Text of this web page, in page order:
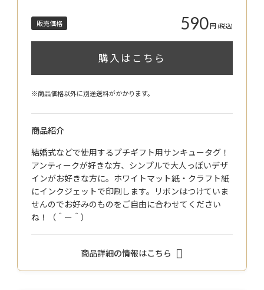
販売価格 590 円 (税込)
購入はこちら
※商品価格以外に別途送料がかかります。
商品紹介
結婚式などで使用するプチギフト用サンキュータグ！
アンティークが好きな方、シンプルで大人っぽいデザ
インがお好きな方に。ホワイトマット紙・クラフト紙
にインクジェットで印刷します。リボンはつけていま
せんのでお好みのものをご自由に合わせてください
ね！（＾ー＾）
商品詳細の情報はこちら